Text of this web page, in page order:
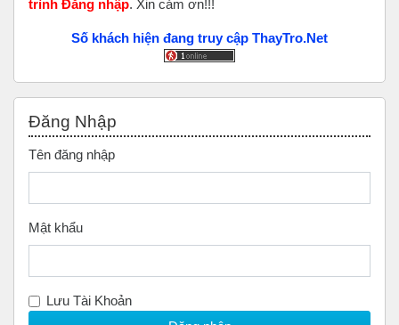
trình Đăng nhập. Xin cảm ơn!!!
Số khách hiện đang truy cập ThayTro.Net
Đăng Nhập
Tên đăng nhập
Mật khẩu
Lưu Tài Khoản